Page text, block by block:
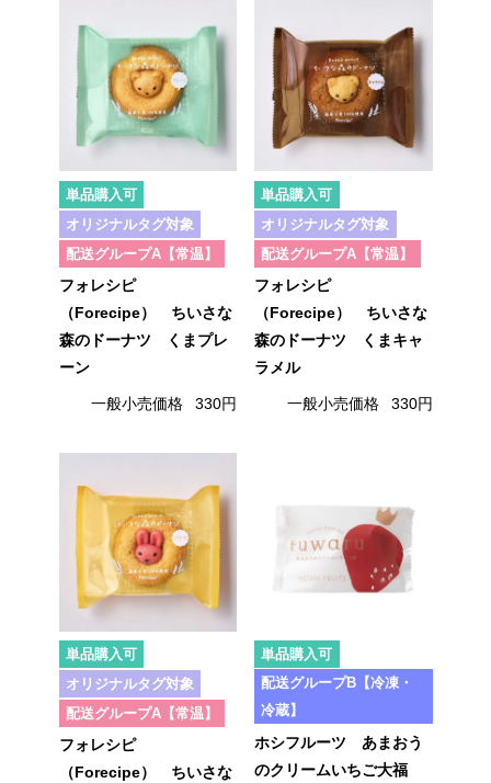
単品購入可
オリジナルタグ対象
配送グループA【常温】
フォレシピ
（Forecipe） ちいさな
森のドーナツ くまプレ
ーン
一般小売価格 330円
単品購入可
オリジナルタグ対象
配送グループA【常温】
フォレシピ
（Forecipe） ちいさな
森のドーナツ くまキャ
ラメル
一般小売価格 330円
単品購入可
オリジナルタグ対象
配送グループA【常温】
フォレシピ
（Forecipe） ちいさな
単品購入可
配送グループB【冷凍・
冷蔵】
ホシフルーツ あまおう
のクリームいちご大福